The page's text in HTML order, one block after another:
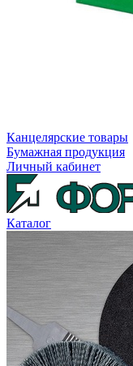
Канцелярские товары
Бумажная продукция
Личный кабинет
Каталог